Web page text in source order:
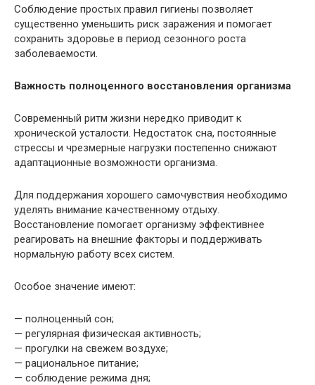
Соблюдение простых правил гигиены позволяет
существенно уменьшить риск заражения и помогает
сохранить здоровье в период сезонного роста
заболеваемости.
Важность полноценного восстановления организма
Современный ритм жизни нередко приводит к
хронической усталости. Недостаток сна, постоянные
стрессы и чрезмерные нагрузки постепенно снижают
адаптационные возможности организма.
Для поддержания хорошего самочувствия необходимо
уделять внимание качественному отдыху.
Восстановление помогает организму эффективнее
реагировать на внешние факторы и поддерживать
нормальную работу всех систем.
Особое значение имеют:
— полноценный сон;
— регулярная физическая активность;
— прогулки на свежем воздухе;
— рациональное питание;
— соблюдение режима дня;